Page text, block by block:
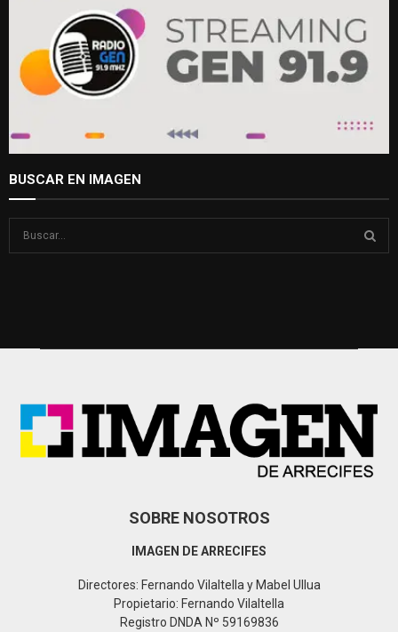
BUSCAR EN IMAGEN
SOBRE NOSOTROS
IMAGEN DE ARRECIFES
Directores: Fernando Vilaltella y Mabel Ullua
Propietario: Fernando Vilaltella
Registro DNDA Nº 59169836